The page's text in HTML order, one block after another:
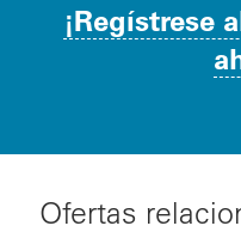
¡Regístrese
Ofertas